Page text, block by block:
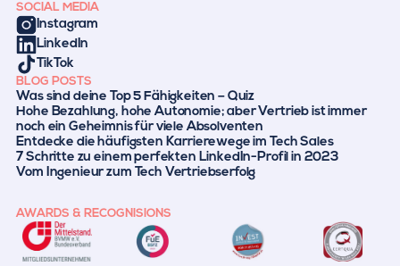
SOCIAL MEDIA
Instagram
LinkedIn
TikTok
BLOG POSTS
Was sind deine Top 5 Fähigkeiten – Quiz
Hohe Bezahlung, hohe Autonomie; aber Vertrieb ist immer
noch ein Geheimnis für viele Absolventen
Entdecke die häufigsten Karrierewege im Tech Sales
7 Schritte zu einem perfekten LinkedIn-Profil in 2023
Vom Ingenieur zum Tech Vertriebserfolg
AWARDS & RECOGNISIONS